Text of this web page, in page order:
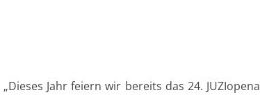
„Dieses Jahr feiern wir bereits das 24.